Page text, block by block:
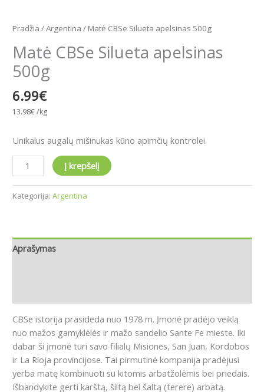
Pradžia /Argentina / Matė CBSe Silueta apelsinas 500g
Matė CBSe Silueta apelsinas
500g
6.99€
13.98€/kg
Unikalus augalų mišinukas kūno apimčių kontrolei.
Į krepšelį
Kategorija: Argentina
Aprašymas
CBSe istorija prasideda nuo 1978 m. Įmonė pradėjo veiklą
nuo mažos gamyklėlės ir mažo sandelio Sante Fe mieste. Iki
dabar ši įmonė turi savo filialų Misiones, San Juan, Kordobos
ir La Rioja provincijose. Tai pirmutinė kompanija pradėjusi
yerba matę kombinuoti su kitomis arbatžolėmis bei priedais.
Išbandykite gerti karštą, šiltą bei šaltą (terere) arbatą.